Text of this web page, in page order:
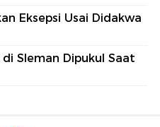
Eksepsi Usai Didakwa
Sleman Dipukul Saat